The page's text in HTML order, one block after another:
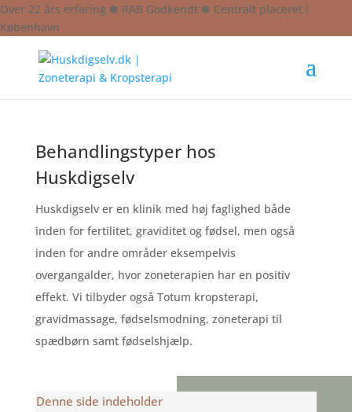
Over 22 års erfaring ✽ RAB Godkendt ✽ Centralt placeret i
København
Behandlingstyper hos
Huskdigselv
Huskdigselv er en klinik med høj faglighed både
inden for fertilitet, graviditet og fødsel, men også
inden for andre områder eksempelvis
overgangalder, hvor zoneterapien har en positiv
effekt. Vi tilbyder også Totum kropsterapi,
gravidmassage, fødselsmodning, zoneterapi til
spædbørn samt fødselshjælp.
Denne side indeholder